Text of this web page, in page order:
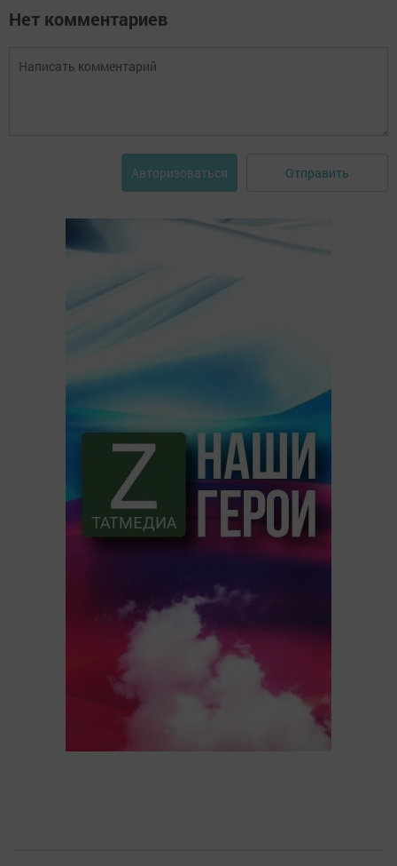
Нет комментариев
Авторизоваться Отправить